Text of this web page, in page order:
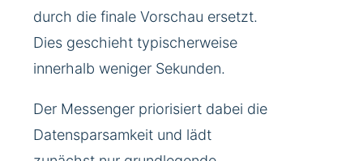
durch die finale Vorschau ersetzt.
Dies geschieht typischerweise
innerhalb weniger Sekunden.
Der Messenger priorisiert dabei die
Datensparsamkeit und lädt